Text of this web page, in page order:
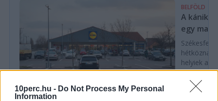
10perc.hu - Do Not Process My Personal
Information
BELFÖLD
A
egy
hétköznap
helyiek a